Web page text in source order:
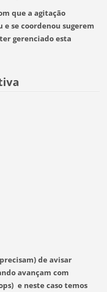
que a agitação
se coordenou sugerem
gerenciado esta
de avisar
avançam com
e neste caso temos